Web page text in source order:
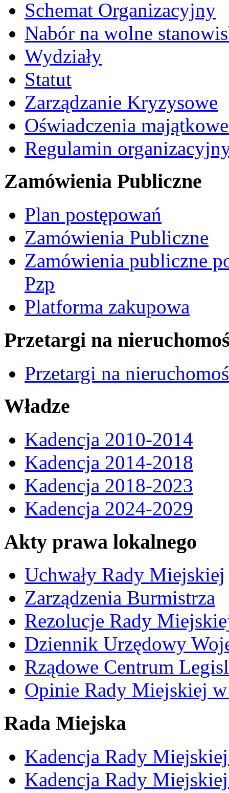
Schemat Organizacyjny
Nabór na wolne
Wydziały
Statut
Zarządzanie Kryzysowe
Oświadczenia
Regulamin
Zamówienia Publiczne
Plan postępowań
Zamówienia Publiczne
Zamówienia publiczne
Pzp
Platforma zakupowa
Przetargi na
Przetargi na
Władze
Kadencja 2010-2014
Kadencja 2014-2018
Kadencja 2018-2023
Kadencja 2024-2029
Akty prawa lokalnego
Uchwały Rady Miejskiej
Zarządzenia Burmistrza
Rezolucje Rady
Dziennik Urzędowy
Rządowe Centrum
Opinie Rady Miejskiej w
Rada Miejska
Kadencja Rady
Kadencja Rady